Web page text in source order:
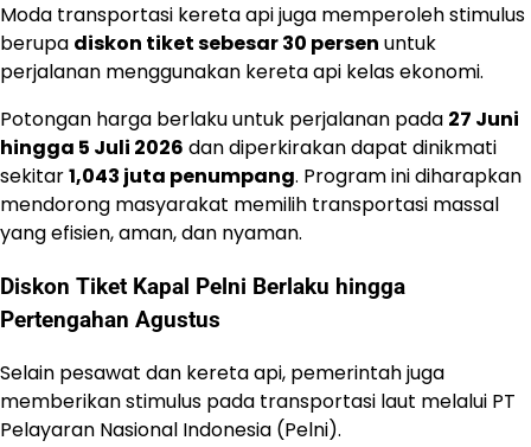
Moda transportasi kereta api juga memperoleh stimulus
berupa diskon tiket sebesar 30 persen untuk
perjalanan menggunakan kereta api kelas ekonomi.
Potongan harga berlaku untuk perjalanan pada 27 Juni
hingga 5 Juli 2026 dan diperkirakan dapat dinikmati
sekitar1,043 juta penumpang. Program ini diharapkan
mendorong masyarakat memilih transportasi massal
yang efisien, aman, dan nyaman.
Diskon Tiket Kapal Pelni Berlaku hingga
Pertengahan Agustus
Selain pesawat dan kereta api, pemerintah juga
memberikan stimulus pada transportasi laut melalui PT
Pelayaran Nasional Indonesia (Pelni).